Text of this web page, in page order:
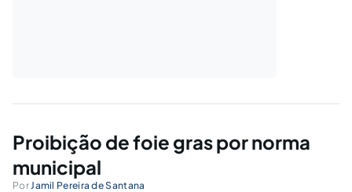
Proibição de foie gras por norma
municipal
Por Jamil Pereira de Santana